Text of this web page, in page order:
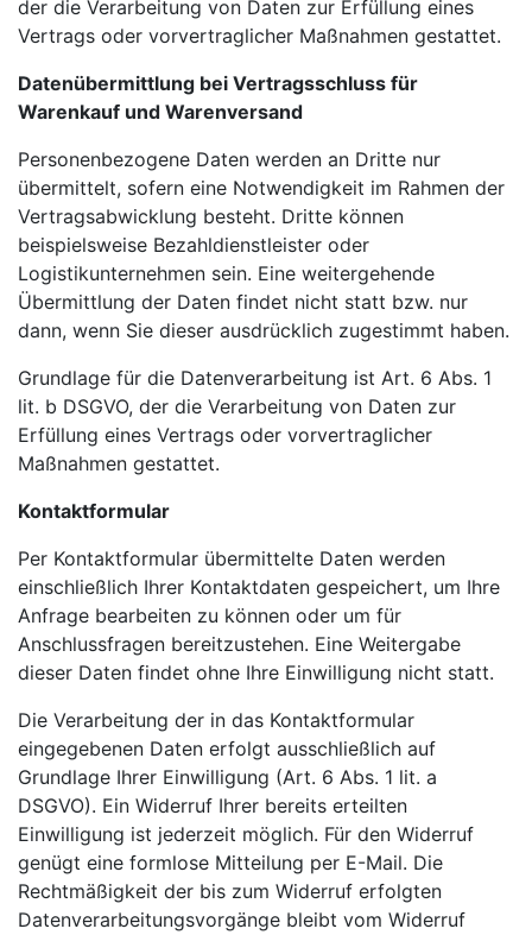
der die Verarbeitung von Daten zur Erfüllung eines
Vertrags oder vorvertraglicher Maßnahmen gestattet.
Datenübermittlung bei Vertragsschluss für
Warenkauf und Warenversand
Personenbezogene Daten werden an Dritte nur
übermittelt, sofern eine Notwendigkeit im Rahmen der
Vertragsabwicklung besteht. Dritte können
beispielsweise Bezahldienstleister oder
Logistikunternehmen sein. Eine weitergehende
Übermittlung der Daten findet nicht statt bzw. nur
dann, wenn Sie dieser ausdrücklich zugestimmt haben.
Grundlage für die Datenverarbeitung ist Art. 6 Abs. 1
lit. b DSGVO, der die Verarbeitung von Daten zur
Erfüllung eines Vertrags oder vorvertraglicher
Maßnahmen gestattet.
Kontaktformular
Per Kontaktformular übermittelte Daten werden
einschließlich Ihrer Kontaktdaten gespeichert, um Ihre
Anfrage bearbeiten zu können oder um für
Anschlussfragen bereitzustehen. Eine Weitergabe
dieser Daten findet ohne Ihre Einwilligung nicht statt.
Die Verarbeitung der in das Kontaktformular
eingegebenen Daten erfolgt ausschließlich auf
Grundlage Ihrer Einwilligung (Art. 6 Abs. 1 lit. a
DSGVO). Ein Widerruf Ihrer bereits erteilten
Einwilligung ist jederzeit möglich. Für den Widerruf
genügt eine formlose Mitteilung per E-Mail. Die
Rechtmäßigkeit der bis zum Widerruf erfolgten
Datenverarbeitungsvorgänge bleibt vom Widerruf